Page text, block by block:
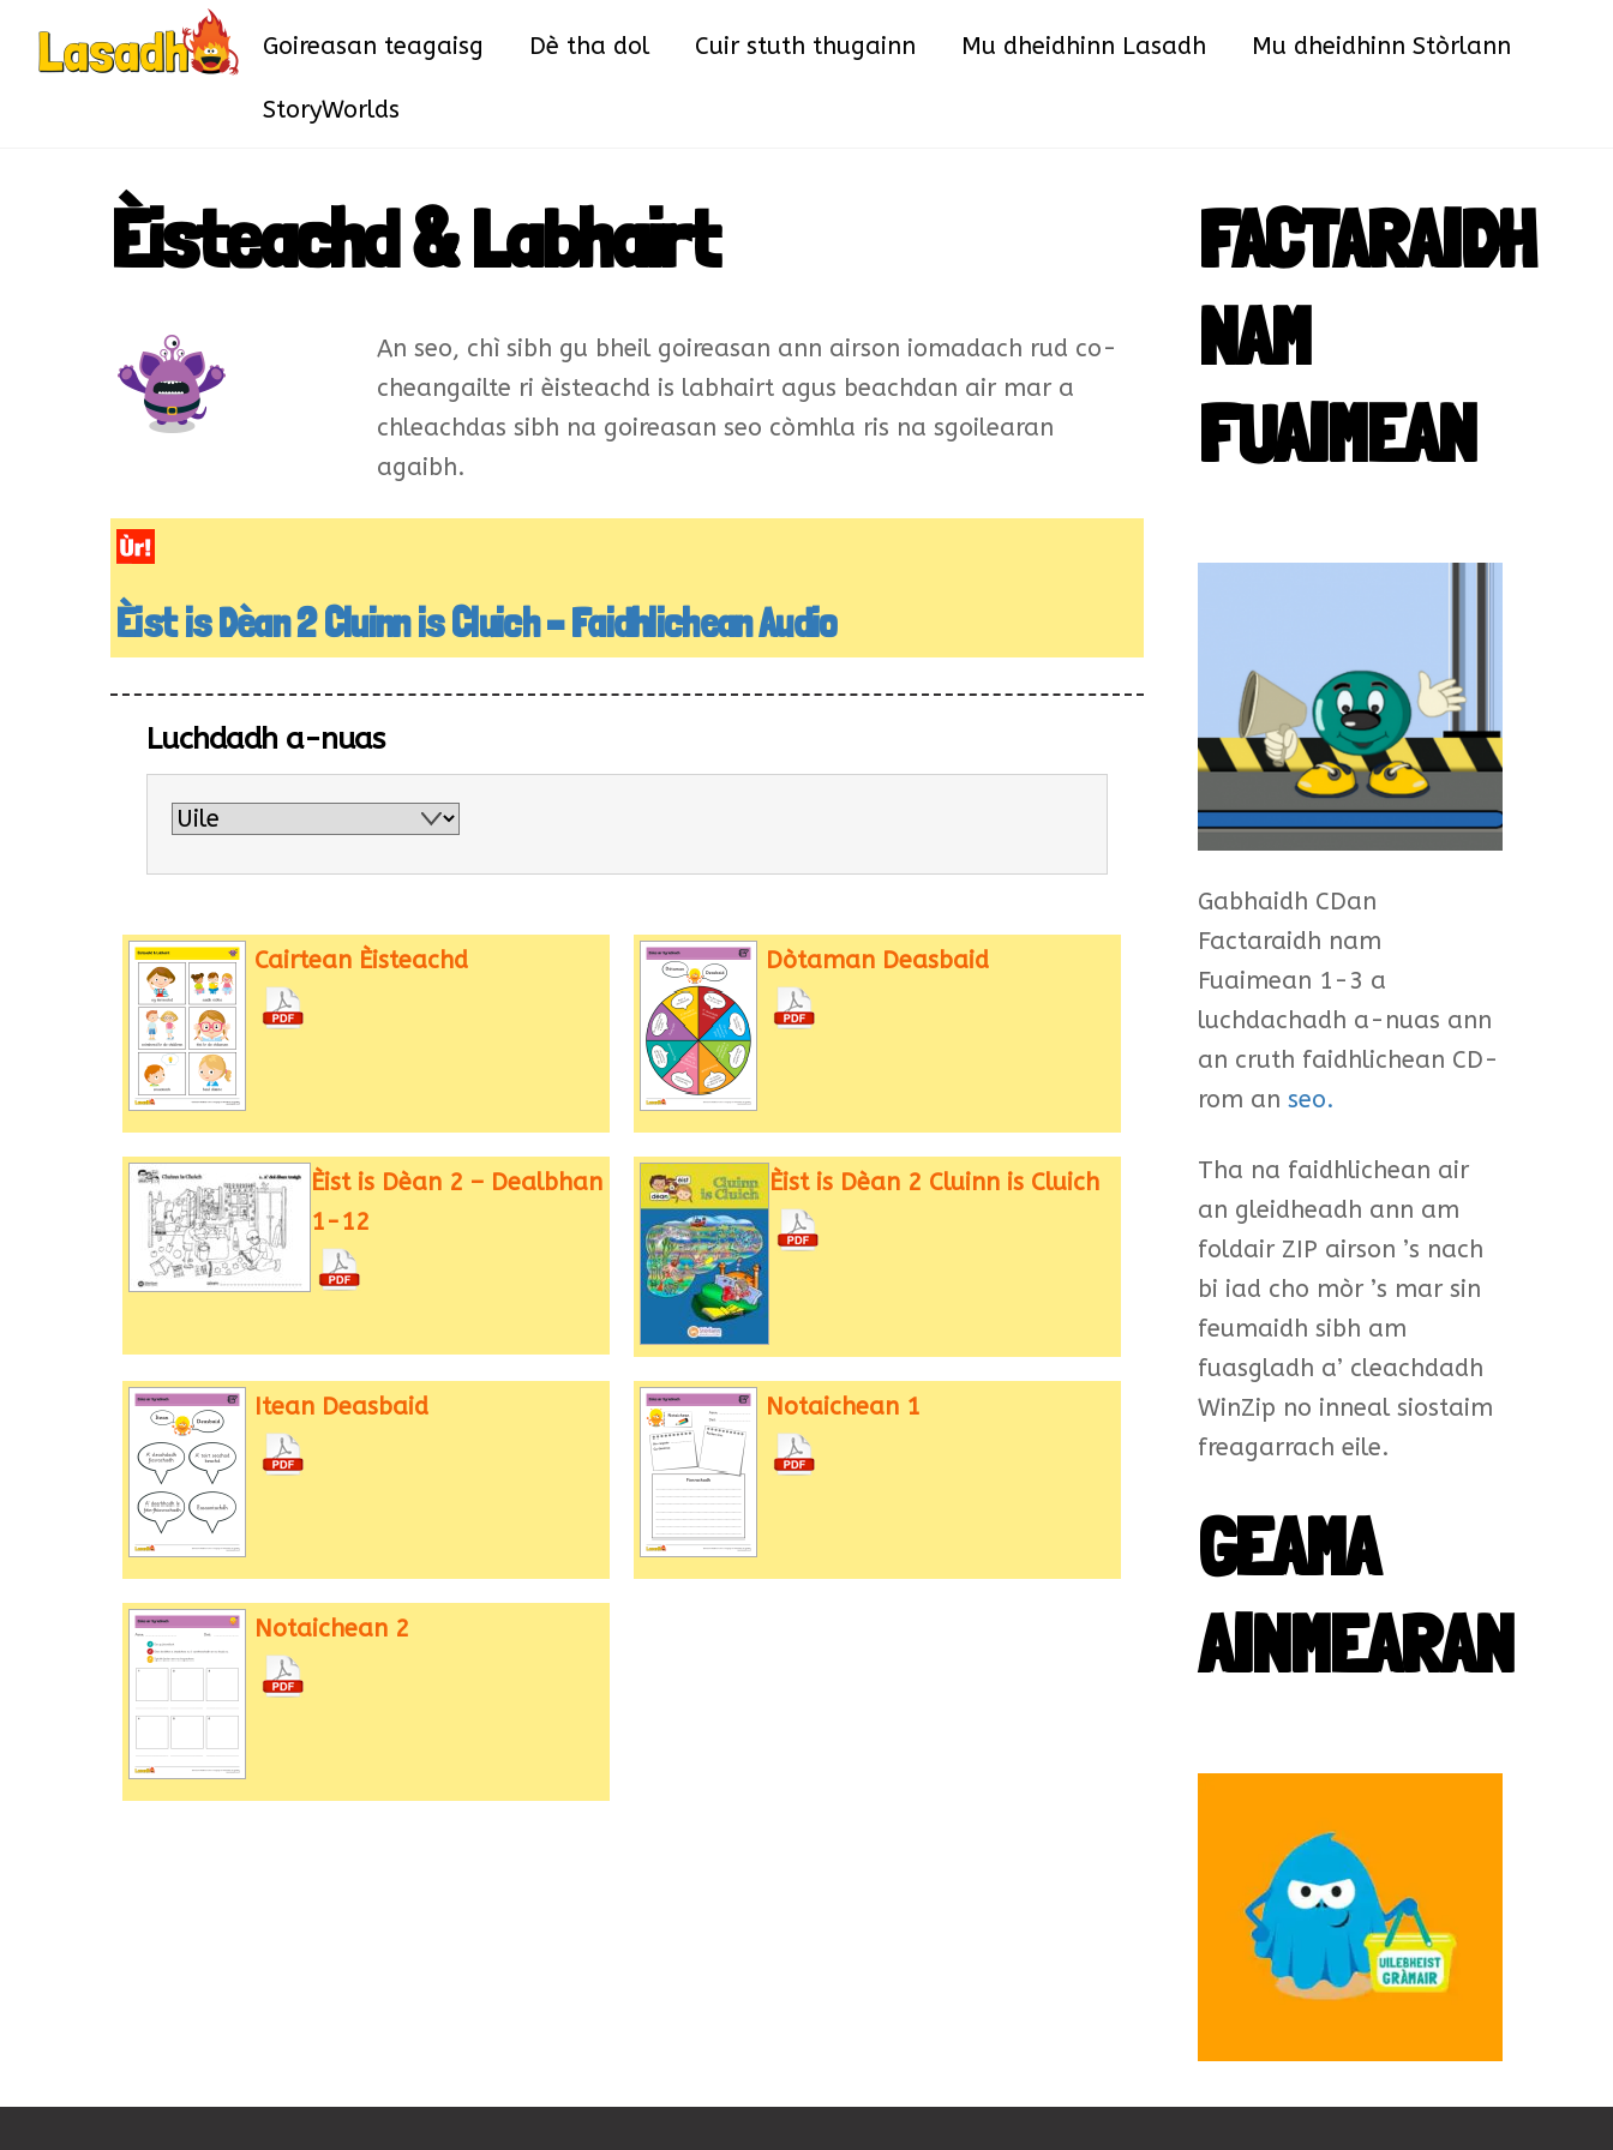
Goireasan teagaisg Dè tha dol Cuir stuth thugainn Mu dheidhinn Lasadh Mu dheidhinn Stòrlann
StoryWorlds
Èisteachd & Labhairt
An seo, chì sibh gu bheil goireasan ann airson iomadach rud co-
cheangailte ri èisteachd is labhairt agus beachdan air mar a
chleachdas sibh na goireasan seo còmhla ris na sgoilearan
agaibh.
Èist is Dèan 2 Cluinn is Cluich – Faidhlichean Audio
Luchdadh a-nuas
Cairtean Èisteachd Dòtaman Deasbaid
Èist is Dèan 2 – Dealbhan
1-12
Èist is Dèan 2 Cluinn is Cluich
Itean Deasbaid Notaichean 1
Notaichean 2
FACTARAIDH
NAM
FUAIMEAN
Gabhaidh CDan
Factaraidh nam
Fuaimean 1-3 a
luchdachadh a-nuas ann
an cruth faidhlichean CD-
rom anseo.
Tha na faidhlichean air
an gleidheadh ann am
foldair ZIP airson ’s nach
bi iad cho mòr ’s mar sin
feumaidh sibh am
fuasgladh a’ cleachdadh
WinZip no inneal siostaim
freagarrach eile.
GEAMA
AINMEARAN